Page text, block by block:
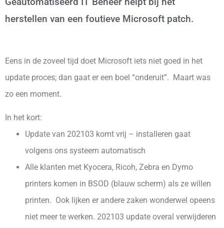
herstellen van een foutieve Microsoft patch.
Eens in de zoveel tijd doet Microsoft iets niet goed in het
update proces; dan gaat er een boel “onderuit”. Maart was
zo een moment.
In het kort:
Update van 202103 komt vrij – installeren gaat
volgens ons systeem automatisch
Alle klanten met Kyocera, Ricoh, Zebra en Dymo
printers komen in BSOD (blauw scherm) als ze willen
printen. Ook lijken er andere zaken wonderwel opeens
niet meer te werken. 202103 update overal verwijderen